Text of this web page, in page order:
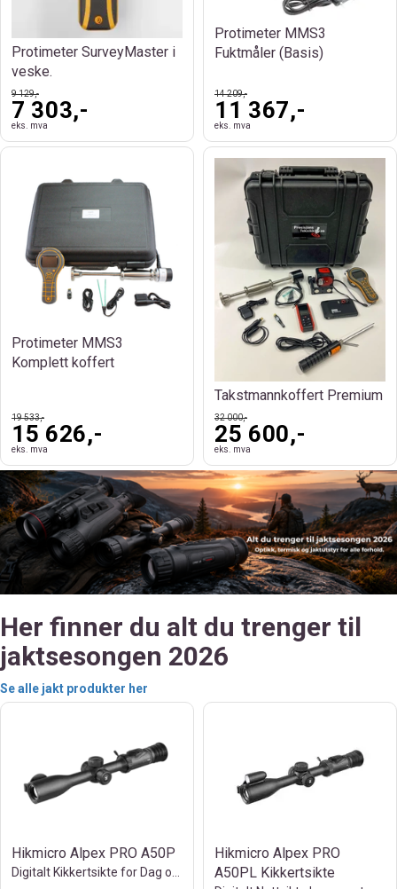
Protimeter SurveyMaster i
veske.
9 129,-
7 303,-
eks. mva
Protimeter MMS3
Fuktmåler (Basis)
14 209,-
11 367,-
eks. mva
Protimeter MMS3
Komplett koffert
19 533,-
15 626,-
eks. mva
Takstmannkoffert Premium
32 000,-
25 600,-
eks. mva
Her finner du alt du trenger til
jaktsesongen 2026
Se alle jakt produkter her
Hikmicro Alpex PRO A50P
Digitalt Kikkertsikte for Dag og Natt
Hikmicro Alpex PRO
A50PL Kikkertsikte